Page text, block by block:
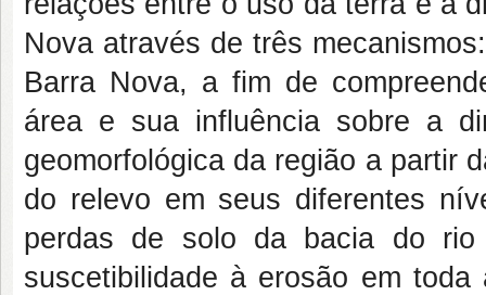
Nova através de três
Barra Nova, a fim de
área e sua influência sobre a
geomorfológica da região a partir
do relevo em seus diferentes
perdas de solo da bacia do
suscetibilidade à erosão em